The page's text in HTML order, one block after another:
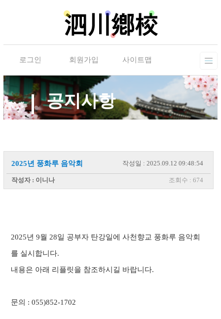
로그인 회원가입 사이트맵
공지사항
2025년 풍화루 음악회
작성자 : 이니나
작성일 : 2025.09.12 09:48:54
조회수 : 674
2025년 9월 28일 공부자 탄강일에 사천향교 풍화루 음악회
를 실시합니다.
내용은 아래 리플릿을 참조하시길 바랍니다.
문의 : 055)852-1702